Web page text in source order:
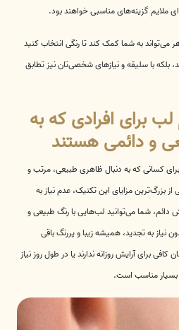
ملایم گزینه‌های مناسبی خواهند بود.
به شما کمک کند تا رنگی انتخاب کنید
بلکه با سلیقه و نیازهای شخصی‌تان نیز تطابق
لب برای افرادی که به
و دائمی هستند
کسانی که به دنبال ظاهری طبیعی، مرتب و
بزرگ‌ترین مزایای این تکنیک، عدم نیاز به
دائم، شما می‌توانید لب‌هایی با رنگ طبیعی و
نیاز به تجدید، همیشه زیبا و پررنگ باقی
برای آرایش روزانه ندارند یا در طول روز نیاز
بسیار مناسب است.